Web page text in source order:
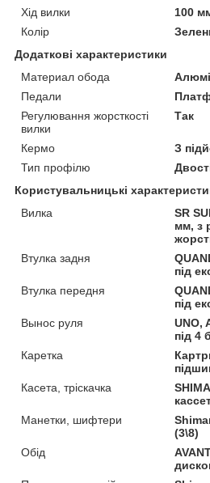
Хід вилки
100
Колір
Додаткові характеристики
Материал обода
Педали
Регулювання жорсткості
вилки
Так
Кермо
З
Тип профілю
Користувальницькі
Вилка
SR
мм, з
Втулка задня
під
Втулка передня
під
Вынос руля
UNO,
під 4
Каретка
Касета, тріскачка
Манетки, шифтери
(3\8)
Обід